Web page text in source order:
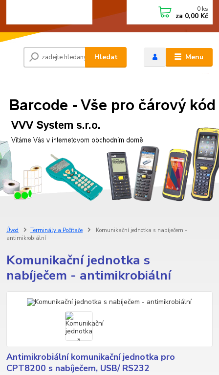
Menu
Hledat
0 ks
za 0,00 Kč
Úvod Terminály a Počítače
Komunikační jednotka s nabíječem -
antimikrobiální
Komunikační jednotka s
nabíječem - antimikrobiální
Antimikrobiální komunikační jednotka pro
CPT8200 s nabíječem, USB/ RS232